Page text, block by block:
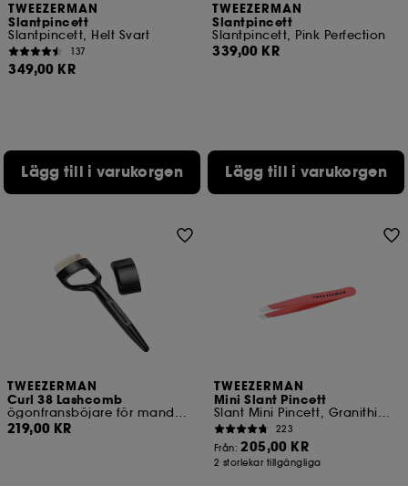
TWEEZERMAN
Slantpincett
Slantpincett, Helt Svart
137
349,00 KR
Lägg till i varukorgen
TWEEZERMAN
Slantpincett
Slantpincett, Pink Perfection
339,00 KR
Lägg till i varukorgen
TWEEZERMAN
Curl 38 Lashcomb
ögonfransböjare för mandelformade ögon
219,00 KR
TWEEZERMAN
Mini Slant Pincett
Slant Mini Pincett, Granithimmel
223
Från:205,00 KR
2 storlekar tillgängliga